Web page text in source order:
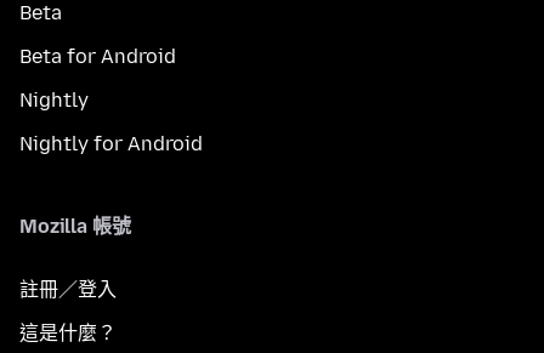
Beta
Beta for Android
Nightly
Nightly for Android
Mozilla 帳號
註冊／登入
這是什麼？